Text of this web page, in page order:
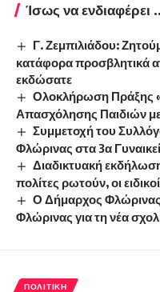
Ίσως να ενδιαφέρει
Γ. Ζεμπιλιάδου:
κατάφορα προσβλητικά
εκδώσατε
Ολοκλήρωση Πράξης
Απασχόλησης Παιδιών
Συμμετοχή του
Φλώρινας στα 3α
Διαδικτυακή
πολίτες ρωτούν, οι
Ο Δήμαρχος
Φλώρινας για τη νέα
ΠΟΛΙΤΙΚΉ